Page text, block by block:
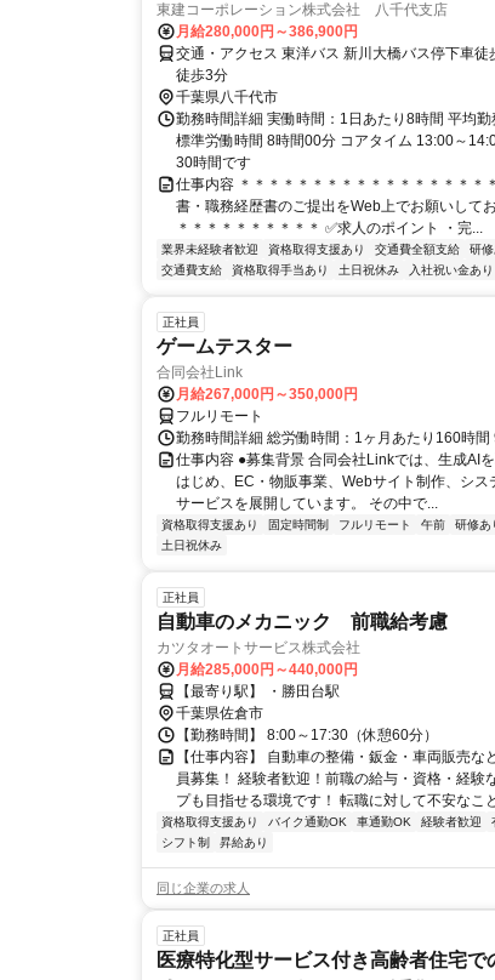
東建コーポレーション株式会社 八千代支店
月給280,000円～386,900円
交通・アクセス 東洋バス 新川大橋バス停下車
徒歩3分
千葉県八千代市
勤務時間詳細 実働時間：1日あたり8時間 平均
標準労働時間 8時間00分 コアタイム 13:00～
30時間です
仕事内容 ＊＊＊＊＊＊＊＊＊＊＊＊＊＊＊＊
書・職務経歴書のご提出をWeb上でお願いして
＊＊＊＊＊＊＊＊＊＊ ✅求人のポイント ・完...
業界未経験者歓迎 資格取得支援あり 交通費全額支給 研修
交通費支給
資格取得手当あり 土日祝休み 入社祝い金あり
正社員
ゲームテスター
合同会社Link
月給267,000円～350,000円
フルリモート
勤務時間詳細 総労働時間：1ヶ月あたり160時
仕事内容 ●募集背景 合同会社Linkでは、生成AI
はじめ、EC・物販事業、Webサイト制作、シ
サービスを展開しています。 その中で...
資格取得支援あり 固定時間制 フルリモート 午前 研修あ
土日祝休み
正社員
自動車のメカニック 前職給考慮
カツタオートサービス株式会社
月給285,000円～440,000円
【最寄り駅】 ・勝田台駅
千葉県佐倉市
【勤務時間】 8:00～17:30（休憩60分）
【仕事内容】 自動車の整備・鈑金・車両販売
員募集！ 経験者歓迎！前職の給与・資格・経験
プも目指せる環境です！ 転職に対して不安なこ
資格取得支援あり バイク通勤OK 車通勤OK 経験者歓迎
シフト制
昇給あり
同じ企業の求人
正社員
医療特化型サービス付き高齢者住宅で